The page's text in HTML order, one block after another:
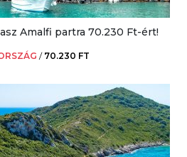
Amalfi partra 70.230 Ft-ért!
/ 70.230 FT